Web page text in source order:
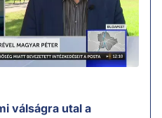
válságra utal a